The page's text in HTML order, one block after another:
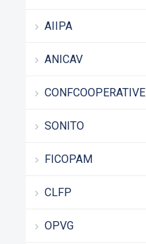
AIIPA
ANICAV
CONFCOOPERATIVE
SONITO
FICOPAM
CLFP
OPVG